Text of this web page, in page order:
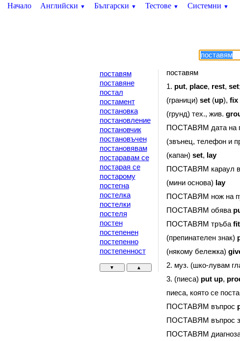
Начало Английски ▼ Български ▼ Тестове ▼ Системни ▼
поставям
поставяне
постал
постамент
постановка
постановление
постановчик
постановъчен
постановявам
постаравам се
постарая се
постарому
постегна
постелка
постелки
постеля
постен
постепенен
постепенно
постепенност
▼ ▲
поставям
1. put, place, rest, set;
(граници) set(up), fix
(грунд) тех., жив.
ПОСТАВЯМ дата на
(звънец, телефон и
(капан) set, lay
ПОСТАВЯМ караул
(мини основа) lay
ПОСТАВЯМ нож на
ПОСТАВЯМ обява
ПОСТАВЯМ тръбаfit
(препинателен знак)
(някому бележка)
2. муз. (шко-лувам
3. (пиеса) put up,
пиеса, която се
ПОСТАВЯМ въпрос
ПОСТАВЯМ въпрос
ПОСТАВЯМ